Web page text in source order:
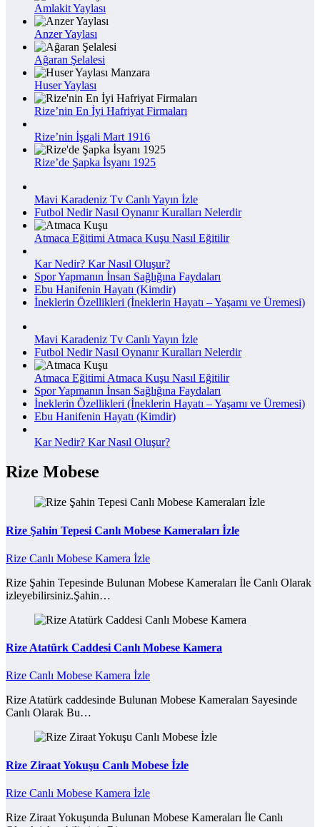
Amlakit Yaylası
Anzer Yaylası
Ağaran Şelalesi
Huser Yaylası
Rize’nin En İyi Hafriyat Firmaları
Rize’nin İşgali Mart 1916
Rize’de Şapka İsyanı 1925
Mavi Karadeniz Tv Canlı Yayın İzle
Futbol Nedir Nasıl Oynanır Kuralları Nelerdir
Atmaca Eğitimi Atmaca Kuşu Nasıl Eğitilir
Kar Nedir? Kar Nasıl Oluşur?
Spor Yapmanın İnsan Sağlığına Faydaları
Ebu Hanifenin Hayatı (Kimdir)
İneklerin Özellikleri (İneklerin Hayatı – Yaşamı ve Üremesi)
Mavi Karadeniz Tv Canlı Yayın İzle
Futbol Nedir Nasıl Oynanır Kuralları Nelerdir
Atmaca Eğitimi Atmaca Kuşu Nasıl Eğitilir
Spor Yapmanın İnsan Sağlığına Faydaları
İneklerin Özellikleri (İneklerin Hayatı – Yaşamı ve Üremesi)
Ebu Hanifenin Hayatı (Kimdir)
Kar Nedir? Kar Nasıl Oluşur?
Rize Mobese
Rize Şahin Tepesi Canlı Mobese Kameraları İzle
Rize Canlı Mobese Kamera İzle
Rize Şahin Tepesinde Bulunan Mobese Kameraları İle Canlı Olarak
izleyebilirsiniz.Şahin…
Rize Atatürk Caddesi Canlı Mobese Kamera
Rize Canlı Mobese Kamera İzle
Rize Atatürk caddesinde Bulunan Mobese Kameraları Sayesinde
Canlı Olarak Bu…
Rize Ziraat Yokuşu Canlı Mobese İzle
Rize Canlı Mobese Kamera İzle
Rize Ziraat Yokuşunda Bulunan Mobese Kameraları İle Canlı